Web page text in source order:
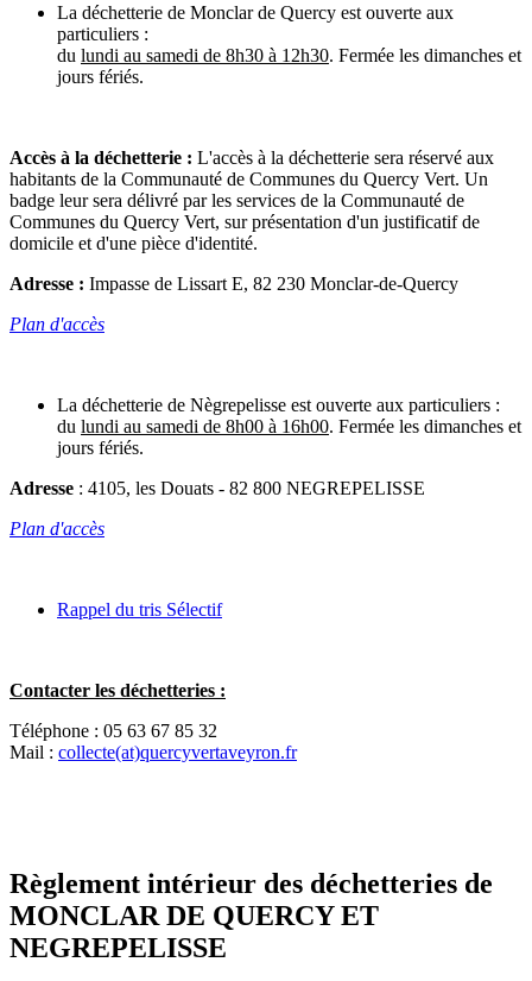
La déchetterie de Monclar de Quercy est ouverte aux
particuliers :
du lundi au samedi de 8h30 à 12h30. Fermée les dimanches et
jours fériés.
Accès à la déchetterie : L'accès à la déchetterie sera réservé aux
habitants de la Communauté de Communes du Quercy Vert. Un
badge leur sera délivré par les services de la Communauté de
Communes du Quercy Vert, sur présentation d'un justificatif de
domicile et d'une pièce d'identité.
Adresse : Impasse de Lissart E, 82 230 Monclar-de-Quercy
Plan d'accès
La déchetterie de Nègrepelisse est ouverte aux particuliers :
du lundi au samedi de 8h00 à 16h00. Fermée les dimanches et
jours fériés.
Adresse : 4105, les Douats - 82 800 NEGREPELISSE
Plan d'accès
Rappel du tris Sélectif
Contacter les déchetteries :
Téléphone : 05 63 67 85 32
Mail : collecte(at)quercyvertaveyron.fr
Règlement intérieur des déchetteries de
MONCLAR DE QUERCY ET
NEGREPELISSE